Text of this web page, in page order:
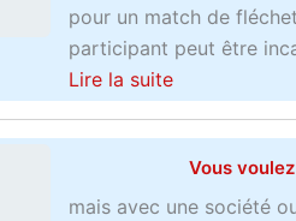
pour un match de
participant peut être
Lire la suitea
o
t
Vous
mais avec une société